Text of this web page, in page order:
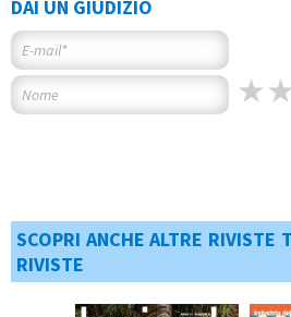
DAI UN GIUDIZIO
SCOPRI ANCHE ALTRE RIVISTE
RIVISTE